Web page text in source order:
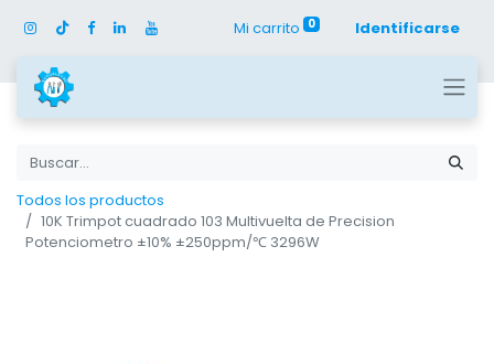
Mi carrito 0 Identificarse
Todos los productos
10K Trimpot cuadrado 103 Multivuelta de Precision
Potenciometro ±10% ±250ppm/℃ 3296W